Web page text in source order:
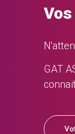
GAT